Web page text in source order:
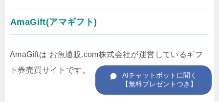
AmaGift(アマギフト)
AmaGiftは お魚通販.com株式会社が運営しているギフ
ト券売買サイトです。